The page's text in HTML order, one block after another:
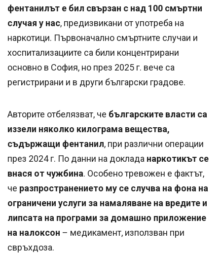
фентанилът е бил свързан с над 100 смъртни
случая у нас, предизвикани от употреба на
наркотици. Първоначално смъртните случаи и
хоспитализациите са били концентрирани
основно в София, но през 2025 г. вече са
регистрирани и в други български градове.
Авторите отбелязват, че българските власти са
иззели няколко килограма вещества,
съдържащи фентанил, при различни операции
през 2024 г. По данни на доклада наркотикът се
внася от чужбина. Особено тревожен е фактът,
че разпространението му се случва на фона на
ограничени услуги за намаляване на вредите и
липсата на програми за домашно приложение
на налоксон – медикамент, използван при
свръхдоза.